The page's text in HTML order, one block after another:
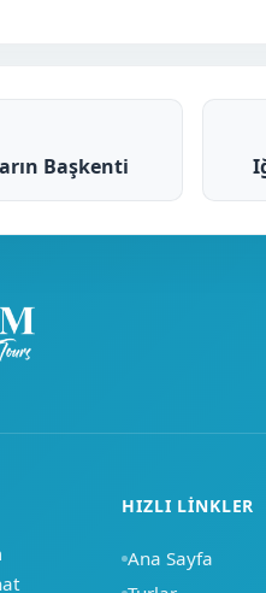
Başkenti
HIZLI LINKLER
Ana Sayfa